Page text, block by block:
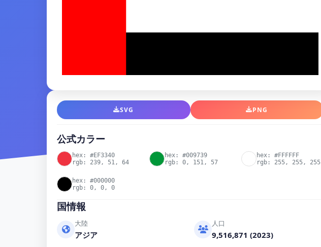
SVG PNG
公式カラー
hex: #EF3340
rgb: 239, 51, 64
hex: #009739
rgb: 0, 151, 57
hex: #FFFFFF
rgb: 255, 255, 255
hex: #000000
rgb: 0, 0, 0
国情報
大陸
アジア
人口
9,516,871 (2023)